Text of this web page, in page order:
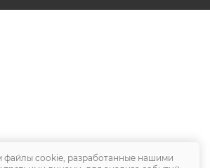
файлы cookie, разработанные нашими